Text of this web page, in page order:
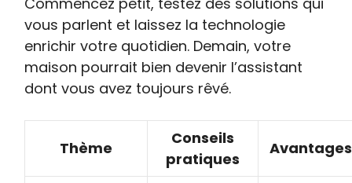
vous parlent et laissez la technologie
enrichir votre quotidien. Demain, votre
maison pourrait bien devenir l’assistant
dont vous avez toujours rêvé.
Thème
Conseils
pratiques
Avantages